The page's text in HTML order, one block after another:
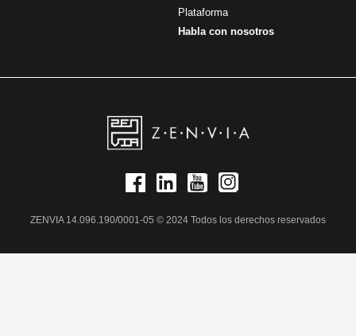
Plataforma
Habla con nosotros
ZENVIA 14.096.190/0001-05 © 2024 Todos los derechos reservados